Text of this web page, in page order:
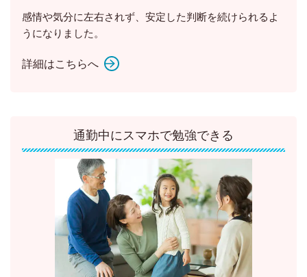
感情や気分に左右されず、安定した判断を続けられるよ
うになりました。
詳細はこちらへ
通勤中にスマホで勉強できる